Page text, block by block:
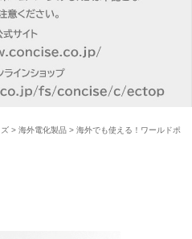
> 海外電化製品> 海外でも使える！ワールドポ